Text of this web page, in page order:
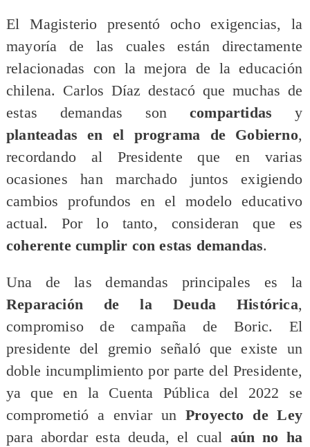
El Magisterio presentó ocho exigencias, la
mayoría de las cuales están directamente
relacionadas con la mejora de la educación
chilena. Carlos Díaz destacó que muchas de
estas demandas soncompartidas y
planteadas en el programa de Gobierno,
recordando al Presidente que en varias
ocasiones han marchado juntos exigiendo
cambios profundos en el modelo educativo
actual. Por lo tanto, consideran que es
coherente cumplir con estas demandas.
Una de las demandas principales es la
Reparación de la Deuda Histórica,
compromiso de campaña de Boric. El
presidente del gremio señaló que existe un
doble incumplimiento por parte del Presidente,
ya que en la Cuenta Pública del 2022 se
comprometió a enviar un Proyecto de Ley
para abordar esta deuda, el cual aún no ha